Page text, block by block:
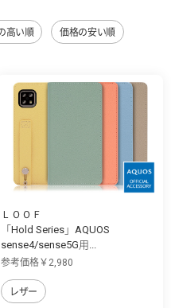
高い順 価格の安い順
ＬＯＯＦ
「Hold Series」AQUOS
sense4/sense5G用...
参考価格￥2,980
レザー